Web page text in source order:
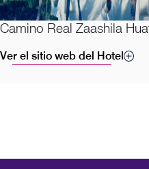
Camino Real Zaashila
Ver el sitio web del Hotel